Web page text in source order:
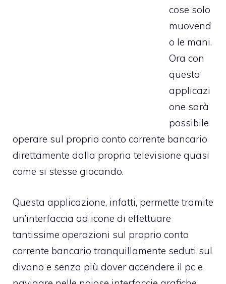
cose solo
muovend
o le mani.
Ora con
questa
applicazi
one sarà
possibile
operare sul proprio conto corrente bancario
direttamente dalla propria televisione quasi
come si stesse giocando.
Questa applicazione, infatti, permette tramite
un’interfaccia ad icone di effettuare
tantissime operazioni sul proprio conto
corrente bancario tranquillamente seduti sul
divano e senza più dover accendere il pc e